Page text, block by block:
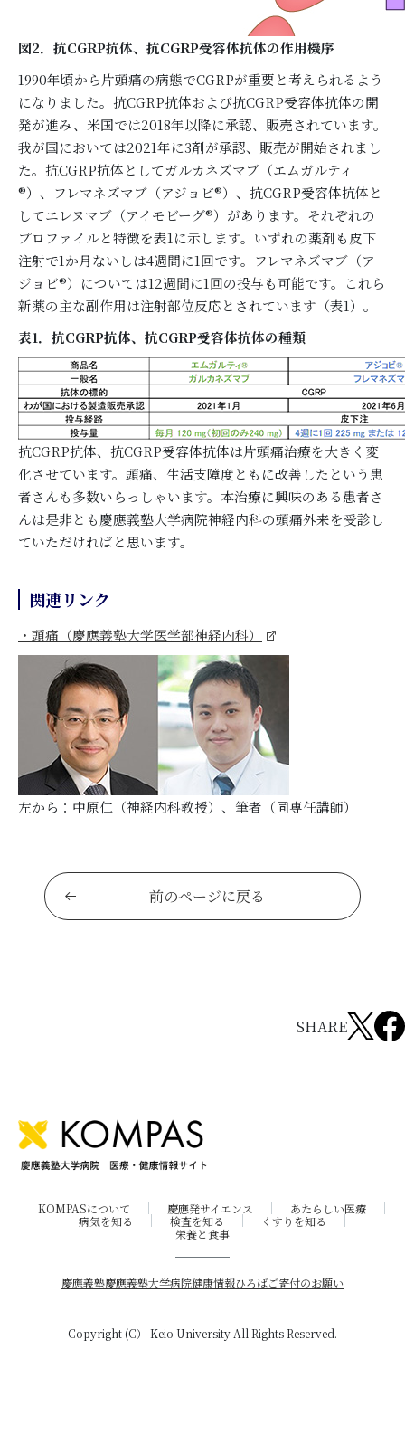
図2．抗CGRP抗体、抗CGRP受容体抗体の作用機序
1990年頃から片頭痛の病態でCGRPが重要と考えられるよう
になりました。抗CGRP抗体および抗CGRP受容体抗体の開
発が進み、米国では2018年以降に承認、販売されています。
我が国においては2021年に3剤が承認、販売が開始されまし
た。抗CGRP抗体としてガルカネズマブ（エムガルティ
®）、フレマネズマブ（アジョビ®）、抗CGRP受容体抗体と
してエレヌマブ（アイモビーグ®）があります。それぞれの
プロファイルと特徴を表1に示します。いずれの薬剤も皮下
注射で1か月ないしは4週間に1回です。フレマネズマブ（ア
ジョビ®）については12週間に1回の投与も可能です。これら
新薬の主な副作用は注射部位反応とされています（表1）。
表1．抗CGRP抗体、抗CGRP受容体抗体の種類
抗CGRP抗体、抗CGRP受容体抗体は片頭痛治療を大きく変
化させています。頭痛、生活支障度ともに改善したという患
者さんも多数いらっしゃいます。本治療に興味のある患者さ
んは是非とも慶應義塾大学病院神経内科の頭痛外来を受診し
ていただければと思います。
関連リンク
・頭痛（慶應義塾大学医学部神経内科）
左から：中原仁（神経内科教授）、筆者（同専任講師）
前のページに戻る
SHARE
KOMPASについて 慶應発サイエンス
あたらしい医療
病気を知る
検査を知る
くすりを知る
栄養と食事
慶應義塾慶應義塾大学病院健康情報ひろばご寄付のお願い
Copyright (C） Keio University All Rights Reserved.